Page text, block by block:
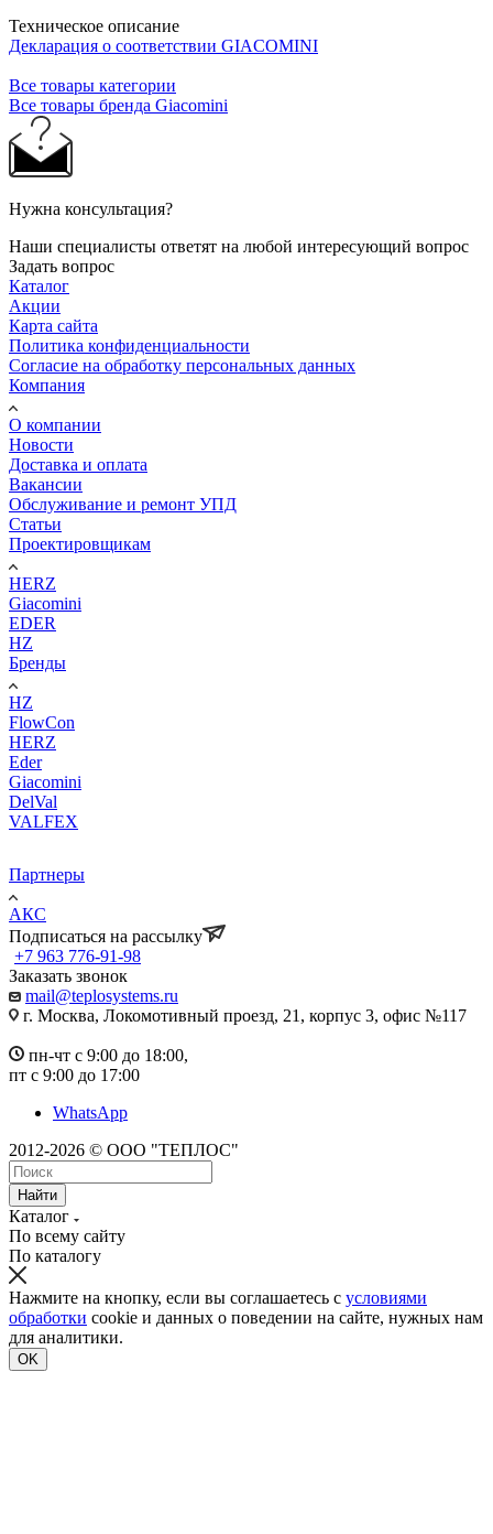
Техническое описание
Декларация о соответствии GIACOMINI
Все товары категории
Все товары бренда Giacomini
Нужна консультация?
Наши специалисты ответят на любой интересующий вопрос
Задать вопрос
Каталог
Акции
Карта сайта
Политика конфиденциальности
Согласие на обработку персональных данных
Компания
О компании
Новости
Доставка и оплата
Вакансии
Обслуживание и ремонт УПД
Статьи
Проектировщикам
HERZ
Giacomini
EDER
HZ
Бренды
HZ
FlowCon
HERZ
Eder
Giacomini
DelVal
VALFEX
Партнеры
АКС
Подписаться на рассылку
+7 963 776-91-98
Заказать звонок
mail@teplosystems.ru
г. Москва, Локомотивный проезд, 21, корпус 3, офис №117
пн-чт с 9:00 до 18:00,
пт с 9:00 до 17:00
WhatsApp
2012-2026 © ООО "ТЕПЛОС"
Найти
Каталог
По всему сайту
По каталогу
Нажмите на кнопку, если вы соглашаетесь с условиями
обработки cookie и данных о поведении на сайте, нужных нам
для аналитики.
OK